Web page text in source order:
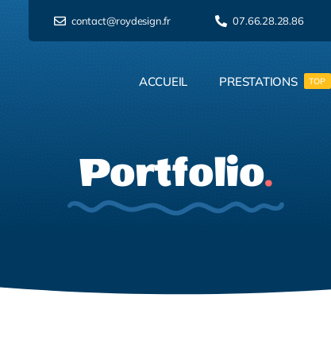
contact@roydesign.fr 07.66.28.28.86
ACCUEIL PRESTATIONS TOP
Portfolio.